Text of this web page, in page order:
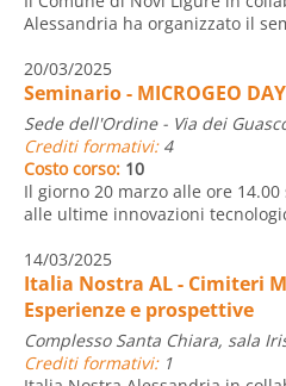
Alessandria ha organizzato il
20/03/2025
Seminario - MICROGEO DAY
Sede dell'Ordine - Via dei
Crediti formativi:4
Costo corso: 10
Il giorno 20 marzo alle ore
alle ultime innovazioni
14/03/2025
Italia Nostra AL - Cimiteri
Esperienze e prospettive
Complesso Santa Chiara, sala
Crediti formativi:1